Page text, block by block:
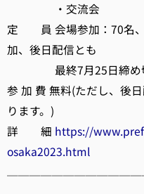
・交流会
定 員 会場参加：70名、
加、後日配信とも
最終7月25日締め
参 加 費 無料(ただし、後
ります。)
詳 細 https://
osaka2023.html